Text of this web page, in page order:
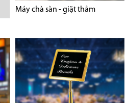
Máy chà sàn - giặt thảm